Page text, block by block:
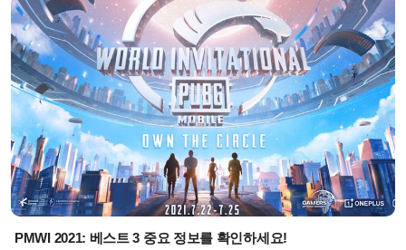
PMWI 2021: 베스트 3 중요 정보를 확인하세요!